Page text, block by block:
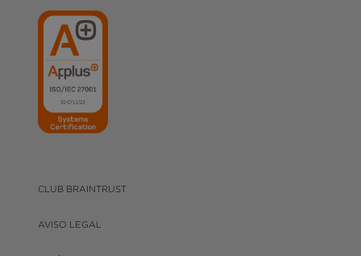
CLUB BRAINTRUST
AVISO LEGAL